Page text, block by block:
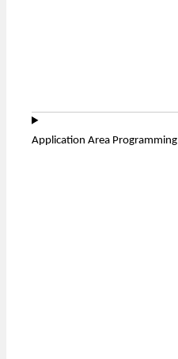
Application Area Programming